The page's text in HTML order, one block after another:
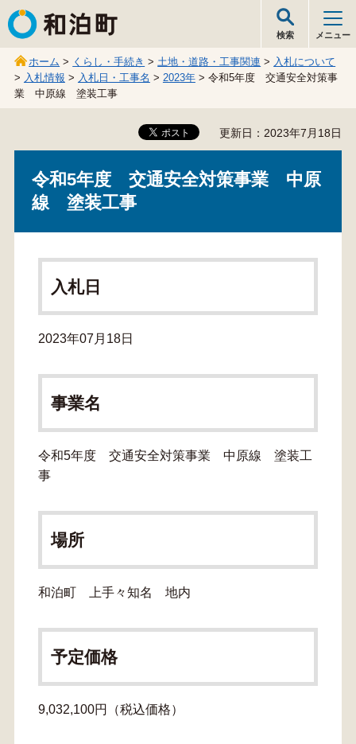
和泊町
検索 メニュー
ホーム > くらし・手続き >土地・道路・工事関連 > 入札について
> 入札情報 > 入札日・工事名 > 2023年> 令和5年度 交通安全対策事
業 中原線 塗装工事
更新日：2023年7月18日
令和5年度 交通安全対策事業 中原
線 塗装工事
入札日
2023年07月18日
事業名
令和5年度 交通安全対策事業 中原線 塗装工
事
場所
和泊町 上手々知名 地内
予定価格
9,032,100円（税込価格）